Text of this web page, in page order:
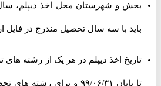
بخش و شهرستان محل اخذ دیپلم، سال
باید با سه سال تحصیل مندرج در فایل
تاریخ اخذ دیپلم در هر یک از رشته های
تا پایان ۹۹/۰۶/۳۱ و برای رشته